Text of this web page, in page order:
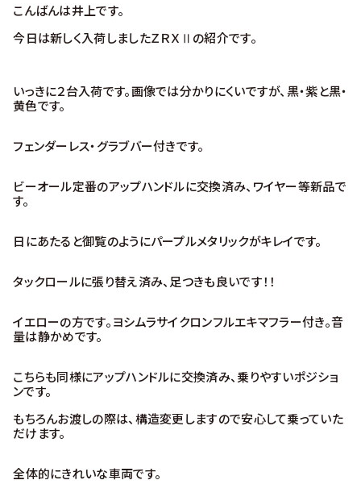
こんばんは井上です。
今日は新しく入荷しましたＺＲＸⅡの紹介です。
いっきに２台入荷です。画像では分かりにくいですが、黒・紫と黒・
黄色です。
フェンダーレス・グラブバー付きです。
ビーオール定番のアップハンドルに交換済み、ワイヤー等新品で
す。
日にあたると御覧のようにパープルメタリックがキレイです。
タックロールに張り替え済み、足つきも良いです！！
イエローの方です。ヨシムラサイクロンフルエキマフラー付き。音
量は静かめです。
こちらも同様にアップハンドルに交換済み、乗りやすいポジショ
ンです。
もちろんお渡しの際は、構造変更しますので安心して乗っていた
だけます。
全体的にきれいな車両です。